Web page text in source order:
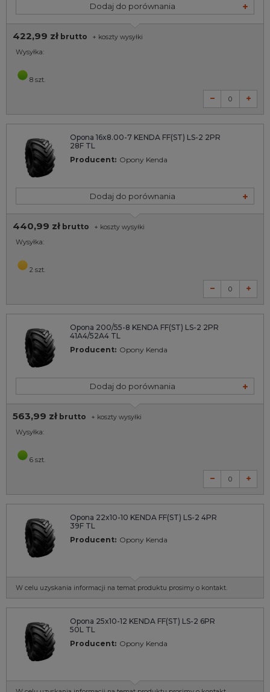
Dodaj do porównania
422,99 zł brutto + koszty wysyłki
Wysyłka:
8 szt.
Opona 16x8.00-7 KENDA FF(ST) LS-2 2PR
28F TL
Producent: Opony Kenda
Dodaj do porównania
440,99 zł brutto + koszty wysyłki
Wysyłka:
2 szt.
Opona 200/55-8 KENDA FF(ST) LS-2 2PR
41A4/52A4 TL
Producent: Opony Kenda
Dodaj do porównania
563,99 zł brutto + koszty wysyłki
Wysyłka:
6 szt.
Opona 22x10-10 KENDA FF(ST) LS-2 4PR
39F TL
Producent: Opony Kenda
W celu uzyskania informacji na temat produktu prosimy o kontakt.
Opona 25x10-12 KENDA FF(ST) LS-2 6PR
50L TL
Producent: Opony Kenda